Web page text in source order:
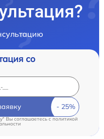
со
Вы соглашаетесь c политикой